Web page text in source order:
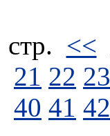
стp. <<
21 22 23
40 41 42